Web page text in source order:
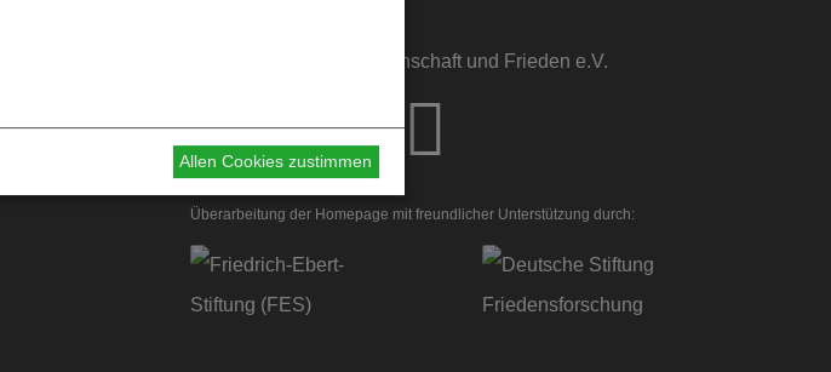
Informationsstelle Wissenschaft und Frieden e.V.
Überarbeitung der Homepage mit freundlicher Unterstützung durch:
Allen Cookies zustimmen